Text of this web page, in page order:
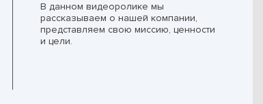
В данном видеоролике мы
рассказываем о нашей компании,
представляем свою миссию, ценности
и цели.